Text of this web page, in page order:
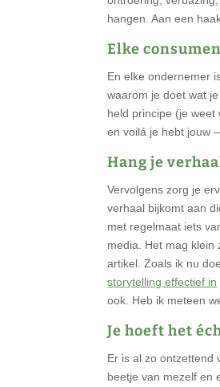
hangen. Aan een
Elke
En elke ondernemer
waarom je doet wat
held principe (je
en voilá je hebt jouw
Hang je
Vervolgens zorg je
verhaal bijkomt aan
met regelmaat iets
media. Het mag klein
artikel. Zoals ik nu
storytelling effectief in
ook. Heb ik meteen
Je hoeft het
Er is al zo ontzettend
beetje van mezelf en